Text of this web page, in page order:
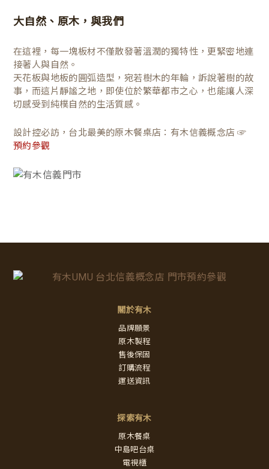
大自然、原木，與我們
在這裡，每一塊板材不僅散發著溫潤的獨特性，更緊密地連
接著人與自然。
天花板與地板的圓弧造型，宛若樹木的年輪，訴說著樹的故
事，而這片靜謐之地，即使位於繁華都市之心，也能讓人深
切感受到純樸自然的生活質感。
設計控必訪，台北最美的原木餐桌店：有木信義概念店 ☞
預約參觀
關於有木
品牌願景
原木製程
售後保固
訂購流程
運送資訊
探索有木
原木餐桌
中島吧台桌
電視櫃